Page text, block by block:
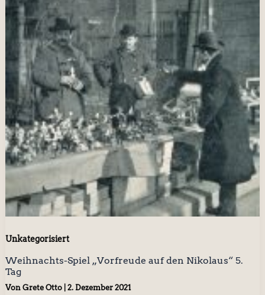
Unkategorisiert
Weihnachts-Spiel „Vorfreude auf den Nikolaus“ 5.
Tag
Von Grete Otto 2. Dezember 2021